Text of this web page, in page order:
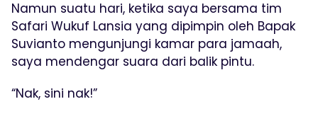
Namun suatu hari, ketika saya bersama tim
Safari Wukuf Lansia yang dipimpin oleh Bapak
Suvianto mengunjungi kamar para jamaah,
saya mendengar suara dari balik pintu.
“Nak, sini nak!”